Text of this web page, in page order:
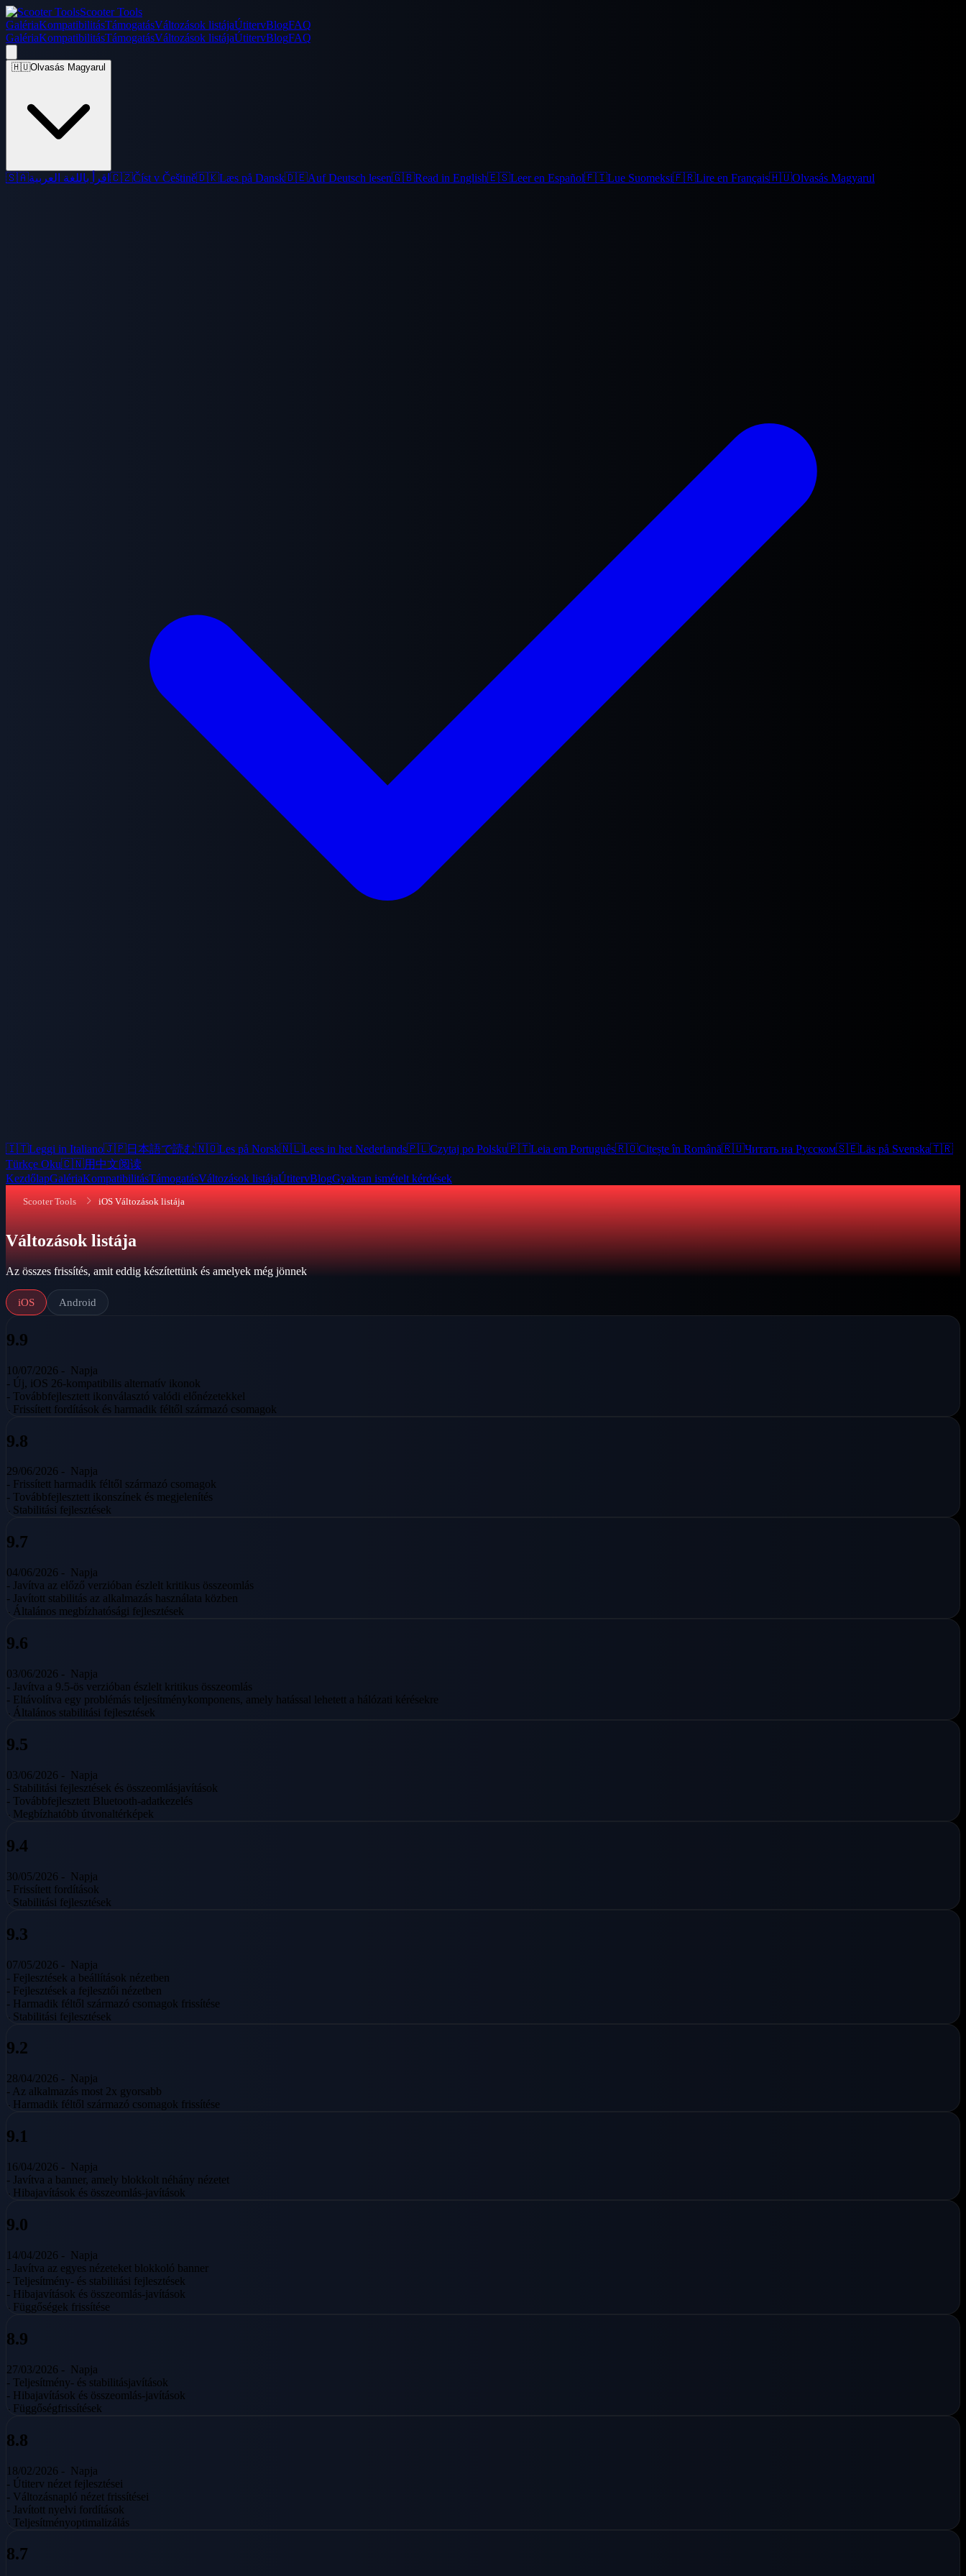
Scooter Tools
GalériaKompatibilitásTámogatásVáltozások listájaÚtitervBlogFAQ
GalériaKompatibilitásTámogatásVáltozások listájaÚtitervBlogFAQ
🇭🇺Olvasás Magyarul
🇸🇦اقرأ باللغة العربية 🇨🇿Číst v Češtině🇩🇰Læs på Dansk🇩🇪Auf Deutsch lesen🇬🇧Read in English🇪🇸Leer en Español🇫🇮Lue Suomeksi🇫🇷Lire en Français🇭🇺Olvasás Magyarul
🇮🇹Leggi in Italiano🇯🇵日本語で読む🇳🇴Les på Norsk🇳🇱Lees in het Nederlands🇵🇱Czytaj po Polsku🇵🇹Leia em Português🇷🇴Citește în Română🇷🇺Читать на Русском🇸🇪Läs på Svenska🇹🇷
Türkçe Oku🇨🇳用中文阅读
KezdőlapGalériaKompatibilitásTámogatásVáltozások listájaÚtitervBlogGyakran ismételt kérdések
Scooter Tools iOS Változások listája
Változások listája
Az összes frissítés, amit eddig készítettünk és amelyek még jönnek
iOS Android
9.9
10/07/2026 - Napja
- Új, iOS 26-kompatibilis alternatív ikonok
- Továbbfejlesztett ikonválasztó valódi előnézetekkel
- Frissített fordítások és harmadik féltől származó csomagok
9.8
29/06/2026 - Napja
- Frissített harmadik féltől származó csomagok
- Továbbfejlesztett ikonszínek és megjelenítés
- Stabilitási fejlesztések
9.7
04/06/2026 - Napja
- Javítva az előző verzióban észlelt kritikus összeomlás
- Javított stabilitás az alkalmazás használata közben
- Általános megbízhatósági fejlesztések
9.6
03/06/2026 - Napja
- Javítva a 9.5-ös verzióban észlelt kritikus összeomlás
- Eltávolítva egy problémás teljesítménykomponens, amely hatással lehetett a hálózati kérésekre
- Általános stabilitási fejlesztések
9.5
03/06/2026 - Napja
- Stabilitási fejlesztések és összeomlásjavítások
- Továbbfejlesztett Bluetooth-adatkezelés
- Megbízhatóbb útvonaltérképek
9.4
30/05/2026 - Napja
- Frissített fordítások
- Stabilitási fejlesztések
9.3
07/05/2026 - Napja
- Fejlesztések a beállítások nézetben
- Fejlesztések a fejlesztői nézetben
- Harmadik féltől származó csomagok frissítése
- Stabilitási fejlesztések
9.2
28/04/2026 - Napja
- Az alkalmazás most 2x gyorsabb
- Harmadik féltől származó csomagok frissítése
9.1
16/04/2026 - Napja
- Javítva a banner, amely blokkolt néhány nézetet
- Hibajavítások és összeomlás-javítások
9.0
14/04/2026 - Napja
- Javítva az egyes nézeteket blokkoló banner
- Teljesítmény- és stabilitási fejlesztések
- Hibajavítások és összeomlás-javítások
- Függőségek frissítése
8.9
27/03/2026 - Napja
- Teljesítmény- és stabilitásjavítások
- Hibajavítások és összeomlás-javítások
- Függőségfrissítések
8.8
18/02/2026 - Napja
- Útiterv nézet fejlesztései
- Változásnapló nézet frissítései
- Javított nyelvi fordítások
- Teljesítményoptimalizálás
8.7